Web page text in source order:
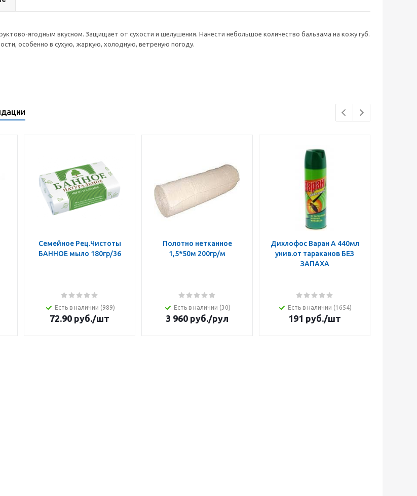
ягодным вкусном. Защищает от сухости и шелушения. Нанести небольшое количество бальзама на кожу губ.
особенно в сухую, жаркую, холодную, ветреную погоду.
Семейное Рец.Чистоты
БАННОЕ мыло 180гр/36
Есть в наличии (989)
72.90 руб./шт
Полотно нетканное
1,5*50м 200гр/м
Есть в наличии (30)
3 960 руб./рул
Дихлофос Варан А 440мл
унив.от тараканов БЕЗ
ЗАПАХА
Есть в наличии (1654)
191 руб./шт